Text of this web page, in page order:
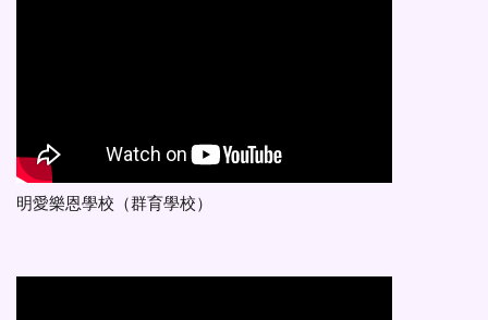
明愛樂恩學校（群育學校）